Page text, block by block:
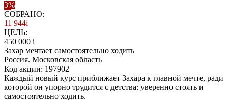
3%
СОБРАНО:
11 944i
ЦЕЛЬ:
450 000 i
Захар мечтает самостоятельно ходить
Россия. Московская область
Код акции: 197902
Каждый новый курс приближает Захара к главной мечте, ради
которой он упорно трудится с детства: уверенно стоять и
самостоятельно ходить.